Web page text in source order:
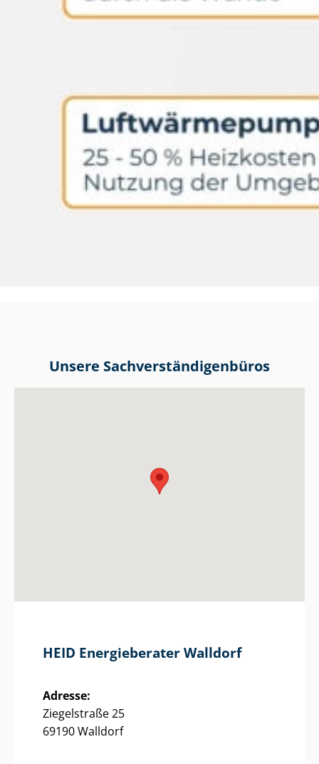
Unsere Sach­ver­stän­di­gen­bü­ros
HEID Energieberater Walldorf
Adresse:
Ziegelstraße 25
69190 Walldorf